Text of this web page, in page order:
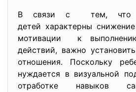
В связи с тем, что
детей характерны
мотивации к
действий, важно
отношения. Поскольку
нуждается в визуальной
отработке навыков